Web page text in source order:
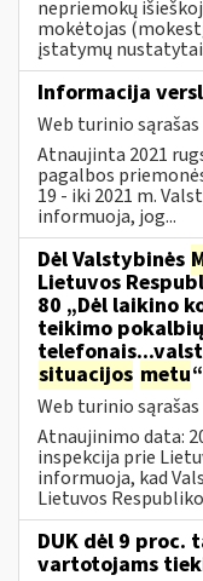
nepriemokų
mokėtojas
įstatymų
Informacija
Web turinio sąrašas
Atnaujinta 2021
pagalbos
19 - iki 2021 m.
informuoja, jog...
Dėl Valstybinės
Lietuvos
80 „Dėl laikino
teikimo
situacijos metu
Web turinio sąrašas
Atnaujinimo data:
inspekcija prie
informuoja, kad
Lietuvos
DUK dėl 9 proc.
vartotojams